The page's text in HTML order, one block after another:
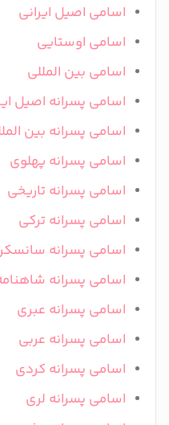
اسامی اصیل ایرانی
اسامی اوستایی
اسامی بین المللی
اسامی پسرانه اصیل
اسامی پسرانه بین
اسامی پسرانه پهلوی
اسامی پسرانه تاریخی
اسامی پسرانه ترکی
اسامی پسرانه
اسامی پسرانه
اسامی پسرانه عبری
اسامی پسرانه عربی
اسامی پسرانه کردی
اسامی پسرانه لری